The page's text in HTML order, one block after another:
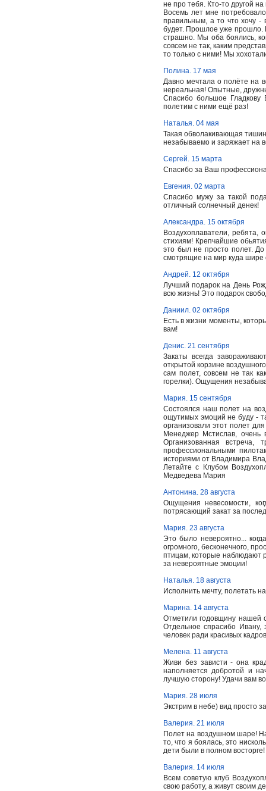
не про тебя. Кто-то другой
Восемь лет мне
правильным, а то что хочу
будет. Прошлое уже прошло.
страшно. Мы оба боялись,
совсем не так, каким
то только с ними! Мы
Полина. 17 мая
Давно мечтала о полёте на
нереальная! Опытные,
Спасибо большое Гладкову
полетим с ними ещё раз!
Наталья. 04 мая
Такая обволакивающая
незабываемо и заряжает на
Сергей. 15 марта
Спасибо за Ваш
Евгения. 02 марта
Спасибо мужу за такой
отличный солнечный денек!
Александра. 15 октября
Воздухоплаватели, ребята,
стихиям! Крепчайшие
это был не просто полет.
смотрящие на мир куда шире
Андрей. 12 октября
Лучший подарок на День
всю жизнь! Это подарок
Даниил. 02 октября
Есть в жизни моменты,
вам!
Денис. 21 сентября
Закаты всегда
открытой корзине
сам полет, совсем не так
горелки). Ощущения
Мария. 15 сентября
Состоялся наш полет на
ощутимых эмоций не буду -
организовали этот полет
Менеджер Мстислав, очень
Организованная
профессиональными
историями от Владимира
Летайте с Клубом
Медведева Мария
Антонина. 28 августа
Ощущения невесомости,
потрясающий закат за
Мария. 23 августа
Это было невероятно...
огромного, бесконечного,
птицам, которые наблюдают
за невероятные эмоции!
Наталья. 18 августа
Исполнить мечту, полетать
Марина. 14 августа
Отметили годовщину нашей
Отдельное спрасибо
человек ради красивых
Мелена. 11 августа
Живи без зависти - она
наполняется добротой и
лучшую сторону! Удачи вам
Мария. 28 июля
Экстрим в небе) вид просто
Валерия. 21 июля
Полет на воздушном шаре!
то, что я боялась, это
дети были в полном
Валерия. 14 июля
Всем советую клуб
свою работу, а живут своим